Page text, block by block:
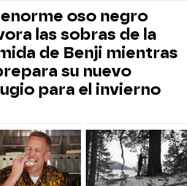
oso negro
las sobras de la
de Benji mientras
su nuevo
para el invierno